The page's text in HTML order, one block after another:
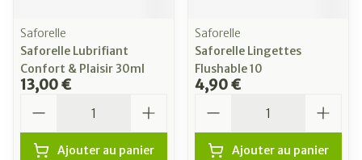
Saforelle
Saforelle Lubrifiant
Confort & Plaisir 30ml
13,00 €
Ajouter au panier
Saforelle
Saforelle Lingettes
Flushable 10
4,90 €
Ajouter au panier